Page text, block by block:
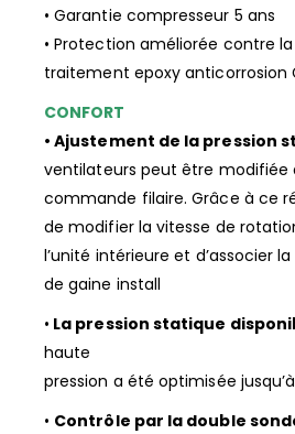
• Garantie compresseur 5 ans
• Protection améliorée contre
traitement epoxy anticorrosion
CONFORT
• Ajustement de la pression
ventilateurs peut être modifiée
commande filaire. Grâce à ce
de modifier la vitesse de
l’unité intérieure et d’associer
de gaine install
• La pression statique
haute
pression a été optimisée jusqu’à
• Contrôle par la double